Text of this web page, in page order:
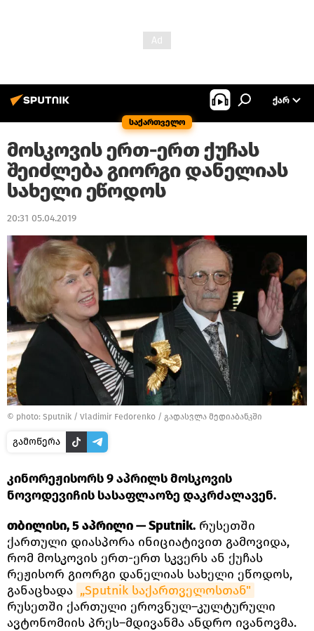
საქართველო
ᲥᲐᲠ
მოსკოვის ერთ-ერთ ქუჩას
შეიძლება გიორგი დანელიას
სახელი ეწოდოს
20:31 05.04.2019
© photo: Sputnik / Vladimir Fedorenko / გადასვლა მედიაბანკში
გამოწერა
კინორეჟისორს 9 აპრილს მოსკოვის
ნოვოდევიჩის სასაფლაოზე დაკრძალავენ.
თბილისი, 5 აპრილი — Sputnik. რუსეთში
ქართული დიასპორა ინიციატივით გამოვიდა,
რომ მოსკოვის ერთ-ერთ სკვერს ან ქუჩას
რეჟისორ გიორგი დანელიას სახელი ეწოდოს,
განაცხადა „Sputnik საქართველოსთან"
რუსეთში ქართული ეროვნულ–კულტურული
ავტონომიის პრეს–მდივანმა ანდრო ივანოვმა.